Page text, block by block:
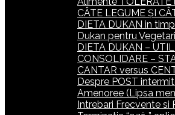
CÂTE LEGUME ȘI
DIETA DUKAN in
Dukan pentru
DIETA DUKAN –
CONSOLIDARE –
CANTAR versus
Despre POST
Amenoree (Lipsa
Intrebari Frecvente si